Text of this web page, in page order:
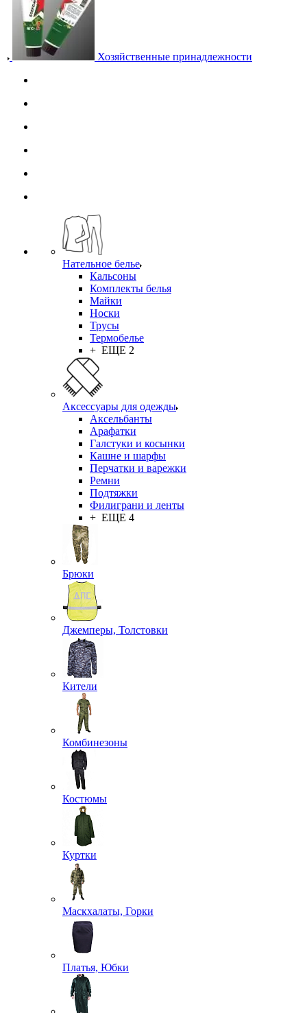
Хозяйственные принадлежности
Нательное белье
Кальсоны
Комплекты белья
Майки
Носки
Трусы
Термобелье
+ ЕЩЕ 2
Аксессуары для одежды
Аксельбанты
Арафатки
Галстуки и косынки
Кашне и шарфы
Перчатки и варежки
Ремни
Подтяжки
Филиграни и ленты
+ ЕЩЕ 4
Брюки
Джемперы, Толстовки
Кители
Комбинезоны
Костюмы
Куртки
Маскхалаты, Горки
Платья, Юбки